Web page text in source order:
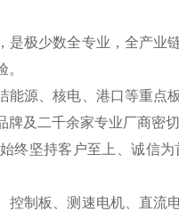
是极少数全专业，全产
源、核电、港口等重点
及二千余家专业厂商密切
终坚持客户至上、诚信
控制板、测速电机、直